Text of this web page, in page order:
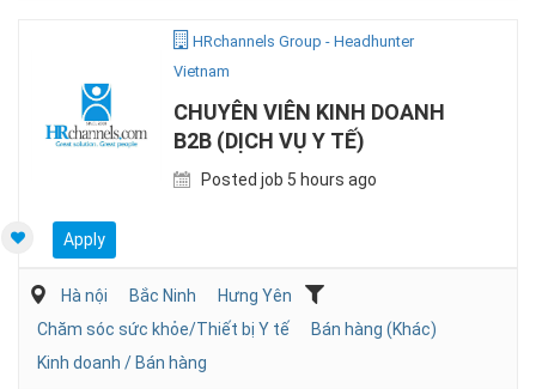
HRchannels Group - Headhunter
Vietnam
CHUYÊN VIÊN KINH DOANH
B2B (DỊCH VỤ Y TẾ)
Posted job 5 hours ago
Apply
Hà nội Bắc Ninh
Hưng Yên
Chăm sóc sức khỏe/Thiết bị Y tế
Bán hàng (Khác)
Kinh doanh / Bán hàng